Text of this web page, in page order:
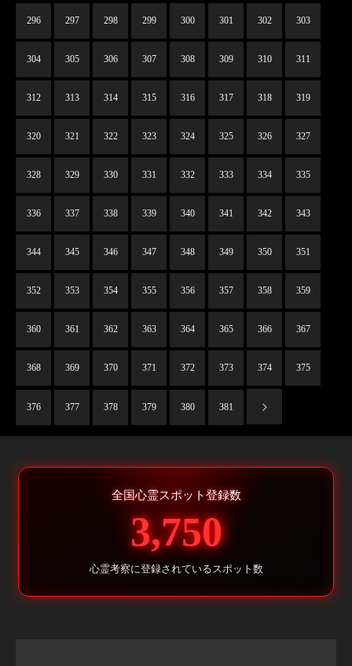
296 297 298 299 300 301 302 303
304 305 306 307 308 309 310 311
312 313 314 315 316 317 318 319
320 321 322 323 324 325 326 327
328 329 330 331 332 333 334 335
336 337 338 339 340 341 342 343
344 345 346 347 348 349 350 351
352 353 354 355 356 357 358 359
360 361 362 363 364 365 366 367
368 369 370 371 372 373 374 375
376 377 378 379 380 381
全国心霊スポット登録数
3,750
心霊考察に登録されているスポット数